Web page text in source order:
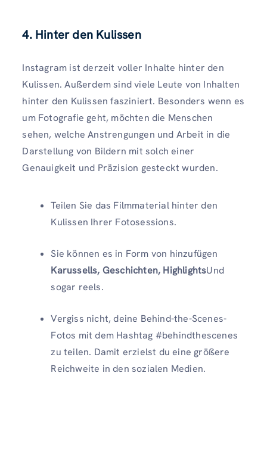
4. Hinter den Kulissen
Instagram ist derzeit voller Inhalte hinter den
Kulissen. Außerdem sind viele Leute von Inhalten
hinter den Kulissen fasziniert. Besonders wenn es
um Fotografie geht, möchten die Menschen
sehen, welche Anstrengungen und Arbeit in die
Darstellung von Bildern mit solch einer
Genauigkeit und Präzision gesteckt wurden.
Teilen Sie das Filmmaterial hinter den
Kulissen Ihrer Fotosessions.
Sie können es in Form von hinzufügen
Karussells, Geschichten, HighlightsUnd
sogar reels.
Vergiss nicht, deine Behind-the-Scenes-
Fotos mit dem Hashtag #behindthescenes
zu teilen. Damit erzielst du eine größere
Reichweite in den sozialen Medien.